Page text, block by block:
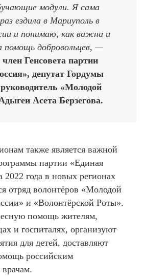
модули. Я сама
ездила в Мариуполь в
и понимаю, как важна и
помощь добровольцев, —
Генсовета партии
депутат Гордумы
«Молодой
Асета Берзегова.
также является важной
партии «Единая
2022 года в новых регионах
отряд волонтёров «Молодой
и «Волонтёрской Роты».
помощь жителям,
и госпиталях, организуют
для детей, доставляют
российским